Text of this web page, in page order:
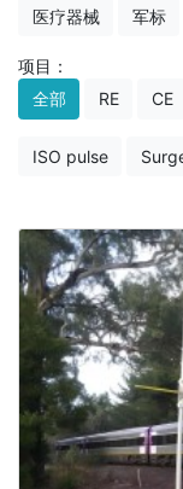
医疗器械 军标
项目：
全部
RE CE
ISO pulse